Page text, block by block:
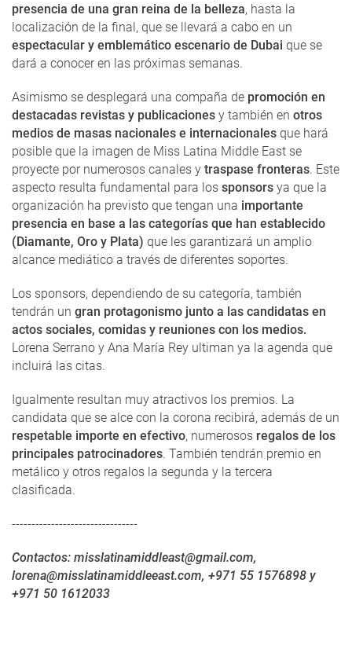
presencia de una gran reina de la belleza, hasta la
localización de la final, que se llevará a cabo en un
espectacular y emblemático escenario de Dubai que se
dará a conocer en las próximas semanas.
Asimismo se desplegará una compaña de promoción en
destacadas revistas y publicaciones y también en otros
medios de masas nacionales e internacionales que hará
posible que la imagen de Miss Latina Middle East se
proyecte por numerosos canales y traspase fronteras. Este
aspecto resulta fundamental para los sponsors ya que la
organización ha previsto que tengan una importante
presencia en base a las categorías que han establecido
(Diamante, Oro y Plata) que les garantizará un amplio
alcance mediático a través de diferentes soportes.
Los sponsors, dependiendo de su categoría, también
tendrán un gran protagonismo junto a las candidatas en
actos sociales, comidas y reuniones con los medios.
Lorena Serrano y Ana María Rey ultiman ya la agenda que
incluirá las citas.
Igualmente resultan muy atractivos los premios. La
candidata que se alce con la corona recibirá, además de un
respetable importe en efectivo, numerosos regalos de los
principales patrocinadores. También tendrán premio en
metálico y otros regalos la segunda y la tercera
clasificada.
--------------------------------
Contactos: misslatinamiddleast@gmail.com,
lorena@misslatinamiddleeast.com, +971 55 1576898 y
+971 50 1612033